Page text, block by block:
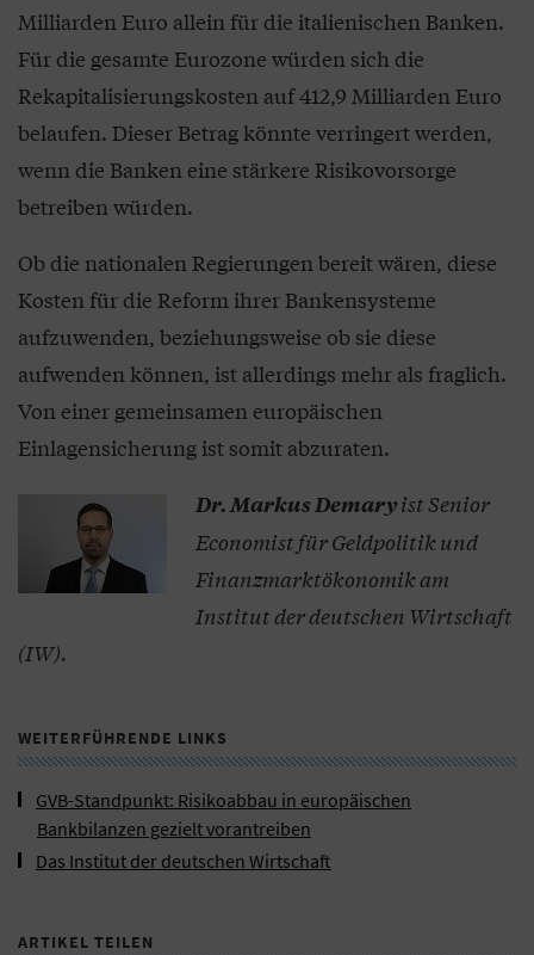
Milliarden Euro allein für die italienischen Banken.
Für die gesamte Eurozone würden sich die
Rekapitalisierungskosten auf 412,9 Milliarden Euro
belaufen. Dieser Betrag könnte verringert werden,
wenn die Banken eine stärkere Risikovorsorge
betreiben würden.
Ob die nationalen Regierungen bereit wären, diese
Kosten für die Reform ihrer Bankensysteme
aufzuwenden, beziehungsweise ob sie diese
aufwenden können, ist allerdings mehr als fraglich.
Von einer gemeinsamen europäischen
Einlagensicherung ist somit abzuraten.
Dr. Markus Demaryist Senior
Economist für Geldpolitik und
Finanzmarktökonomik am
Institut der deutschen Wirtschaft
(IW).
WEITERFÜHRENDE LINKS
GVB-Standpunkt: Risikoabbau in europäischen
Bankbilanzen gezielt vorantreiben
Das Institut der deutschen Wirtschaft
ARTIKEL TEILEN